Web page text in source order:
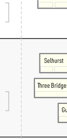
Selhurst
Three